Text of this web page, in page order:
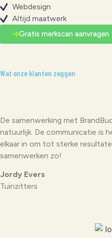
Webdesign
Altijd maatwerk
Gratis merkscan aanvragen
Wat onze klanten zeggen
De samenwerking met
natuurlijk. De communicatie is
elkaar in om tot sterke
samenwerken zo!
Jordy Evers
Tuinzitters